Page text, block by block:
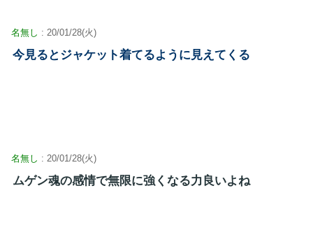
名無し : 20/01/28(火)
今見るとジャケット着てるように見えてくる
名無し : 20/01/28(火)
ムゲン魂の感情で無限に強くなる力良いよね